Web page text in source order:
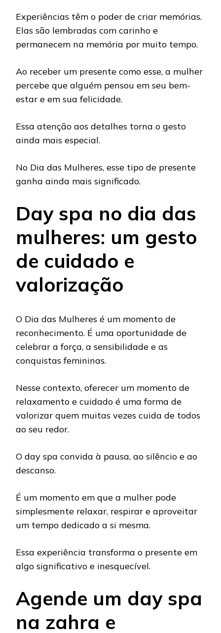
Experiências têm o poder de criar memórias.
Elas são lembradas com carinho e
permanecem na memória por muito tempo.
Ao receber um presente como esse, a mulher
percebe que alguém pensou em seu bem-
estar e em sua felicidade.
Essa atenção aos detalhes torna o gesto
ainda mais especial.
No Dia das Mulheres, esse tipo de presente
ganha ainda mais significado.
Day spa no dia das
mulheres: um gesto
de cuidado e
valorização
O Dia das Mulheres é um momento de
reconhecimento. É uma oportunidade de
celebrar a força, a sensibilidade e as
conquistas femininas.
Nesse contexto, oferecer um momento de
relaxamento e cuidado é uma forma de
valorizar quem muitas vezes cuida de todos
ao seu redor.
O day spa convida à pausa, ao silêncio e ao
descanso.
É um momento em que a mulher pode
simplesmente relaxar, respirar e aproveitar
um tempo dedicado a si mesma.
Essa experiência transforma o presente em
algo significativo e inesquecível.
Agende um day spa
na zahra e